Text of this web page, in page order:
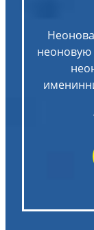
неоновую